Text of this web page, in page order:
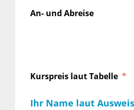
An- und Abreise
Kurspreis laut Tabelle
Ihr Name laut